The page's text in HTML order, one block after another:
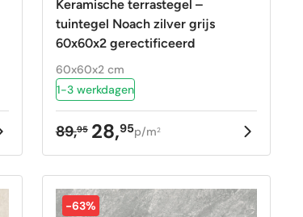
Keramische terrastegel –
tuintegel Noach zilver grijs
60x60x2 gerectificeerd
60x60x2 cm
1-3 werkdagen
89,95
Oorspronkelijke
prijs
was:
89,95.
28,95
Huidige
prijs
is:
28,95.
p/m2
-63%